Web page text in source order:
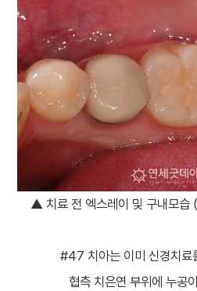
▲ 치료 전 엑스레이 및 구내모
#47 치아는 이미 신경치료
협측 치은연 부위에 누공